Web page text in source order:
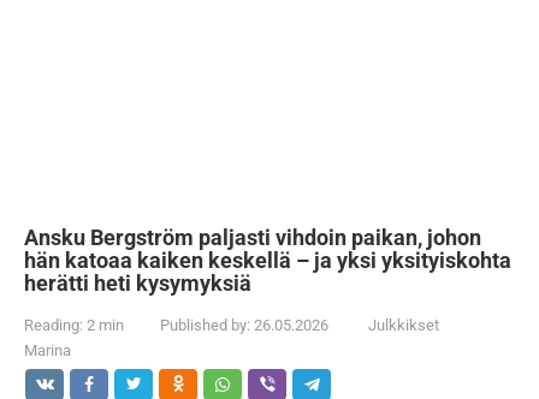
Ansku Bergström paljasti vihdoin paikan, johon
hän katoaa kaiken keskellä – ja yksi yksityiskohta
herätti heti kysymyksiä
Reading: 2 min Published by: 26.05.2026
Julkkikset
Marina